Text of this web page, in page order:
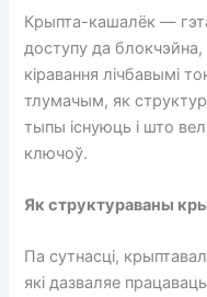
Крыпта-кашалёк —
доступу да блокчэйна,
кіравання лічбавымі
тлумачым, як
тыпы існуюць і што
ключоў.
Як структураваны
Па сутнасці,
які дазваляе